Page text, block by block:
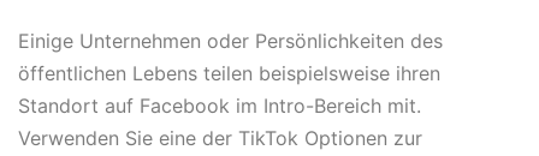
Einige Unternehmen oder Persönlichkeiten des
öffentlichen Lebens teilen beispielsweise ihren
Standort auf Facebook im Intro-Bereich mit.
Verwenden Sie eine der TikTok Optionen zur